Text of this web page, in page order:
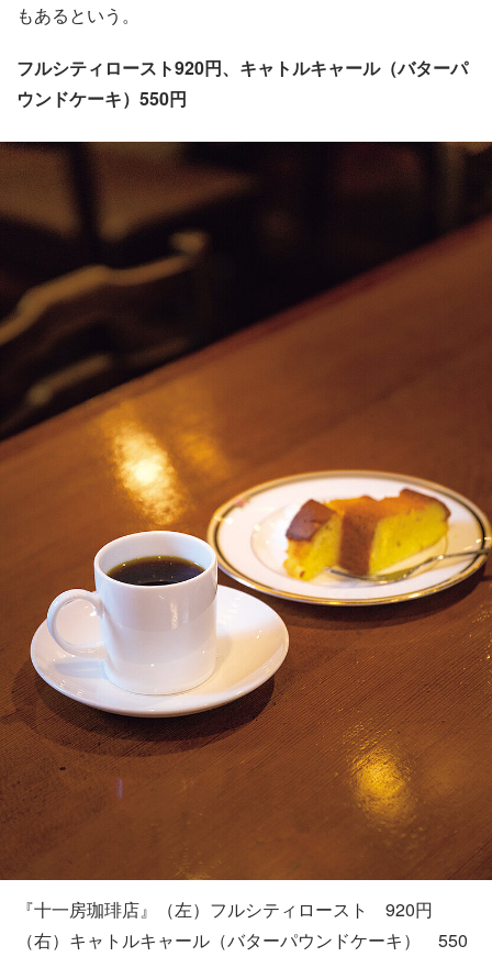
もあるという。
フルシティロースト920円、キャトルキャール（バターパ
ウンドケーキ）550円
『十一房珈琲店』（左）フルシティロースト 920円
（右）キャトルキャール（バターパウンドケーキ） 550